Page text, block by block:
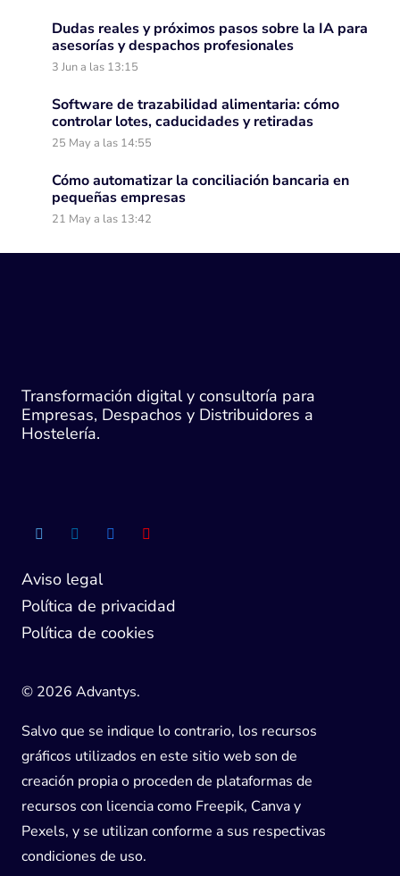
Dudas reales y próximos pasos sobre la IA para
asesorías y despachos profesionales
3 Jun a las 13:15
Software de trazabilidad alimentaria: cómo
controlar lotes, caducidades y retiradas
25 May a las 14:55
Cómo automatizar la conciliación bancaria en
pequeñas empresas
21 May a las 13:42
Transformación digital y consultoría para
Empresas, Despachos y Distribuidores a
Hostelería.
Aviso legal
Política de privacidad
Política de cookies
© 2026 Advantys.
Salvo que se indique lo contrario, los recursos
gráficos utilizados en este sitio web son de
creación propia o proceden de plataformas de
recursos con licencia como Freepik, Canva y
Pexels, y se utilizan conforme a sus respectivas
condiciones de uso.